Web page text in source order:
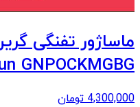
GNPOCKMGBG
4,300,000 تومان